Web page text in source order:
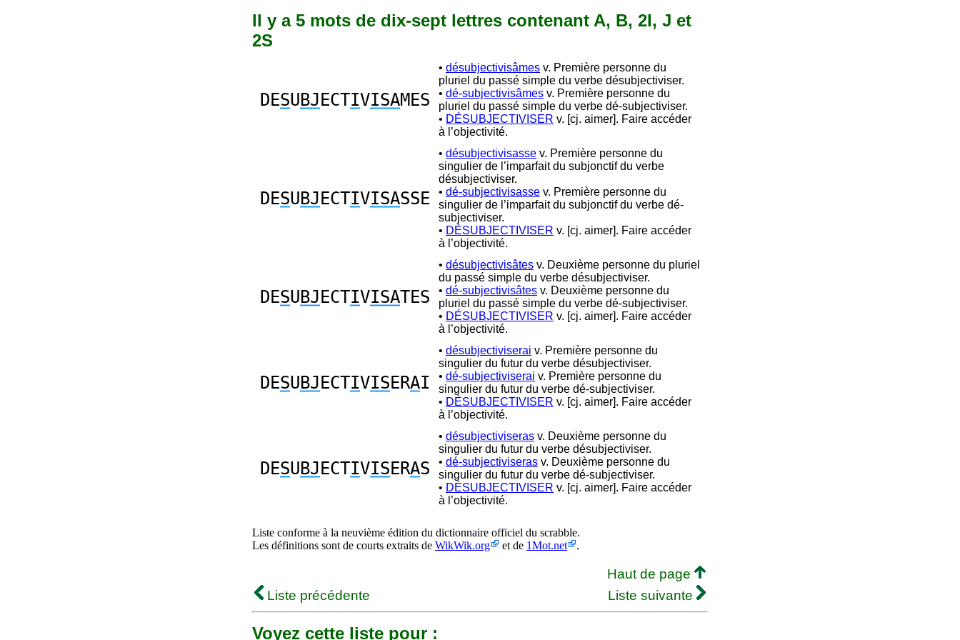
Il y a 5 mots de dix-sept lettres contenant A, B, 2I, J et
2S
DESUBJ ECTIVISAMES
• désubjectivisâmes v. Première personne du
pluriel du passé simple du verbe désubjectiviser.
• dé-subjectivisâmes v. Première personne du
pluriel du passé simple du verbe dé-subjectiviser.
• DÉSUBJECTIVISER v. [cj. aimer]. Faire accéder
à l’objectivité.
DESUBJ ECTIVISASSE
• désubjectivisasse v. Première personne du
singulier de l’imparfait du subjonctif du verbe
désubjectiviser.
• dé-subjectivisasse v. Première personne du
singulier de l’imparfait du subjonctif du verbe dé-
subjectiviser.
• DÉSUBJECTIVISER v. [cj. aimer]. Faire accéder
à l’objectivité.
DESUBJ ECTIVISATES
• désubjectivisâtes v. Deuxième personne du pluriel
du passé simple du verbe désubjectiviser.
• dé-subjectivisâtes v. Deuxième personne du
pluriel du passé simple du verbe dé-subjectiviser.
• DÉSUBJECTIVISER v. [cj. aimer]. Faire accéder
à l’objectivité.
DESUBJ ECTIVISERAI
• désubjectiviserai v. Première personne du
singulier du futur du verbe désubjectiviser.
• dé-subjectiviserai v. Première personne du
singulier du futur du verbe dé-subjectiviser.
• DÉSUBJECTIVISER v. [cj. aimer]. Faire accéder
à l’objectivité.
DESUBJ ECTIVISERAS
• désubjectiviseras v. Deuxième personne du
singulier du futur du verbe désubjectiviser.
• dé-subjectiviseras v. Deuxième personne du
singulier du futur du verbe dé-subjectiviser.
• DÉSUBJECTIVISER v. [cj. aimer]. Faire accéder
à l’objectivité.
Liste conforme à la neuvième édition du dictionnaire officiel du scrabble.
Les définitions sont de courts extraits de WikWik.org et de 1Mot.net .
Haut de page
Liste précédente
Liste suivante
Voyez cette liste pour :